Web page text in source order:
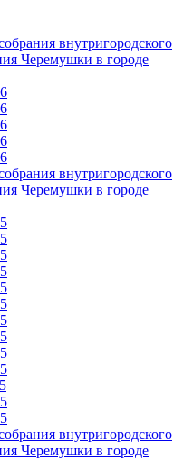
внутригородского
Черемушки в городе
внутригородского
Черемушки в городе
внутригородского
Черемушки в городе